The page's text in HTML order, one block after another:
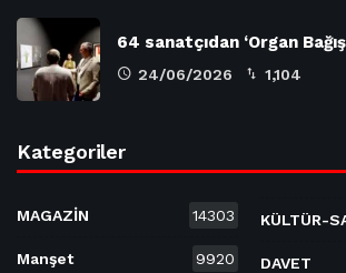
64 sanatçıdan ‘Organ
24/06/2026 1,104
Kategoriler
MAGAZİN 14303
Manşet 9920
KÜLTÜR-
DAVET